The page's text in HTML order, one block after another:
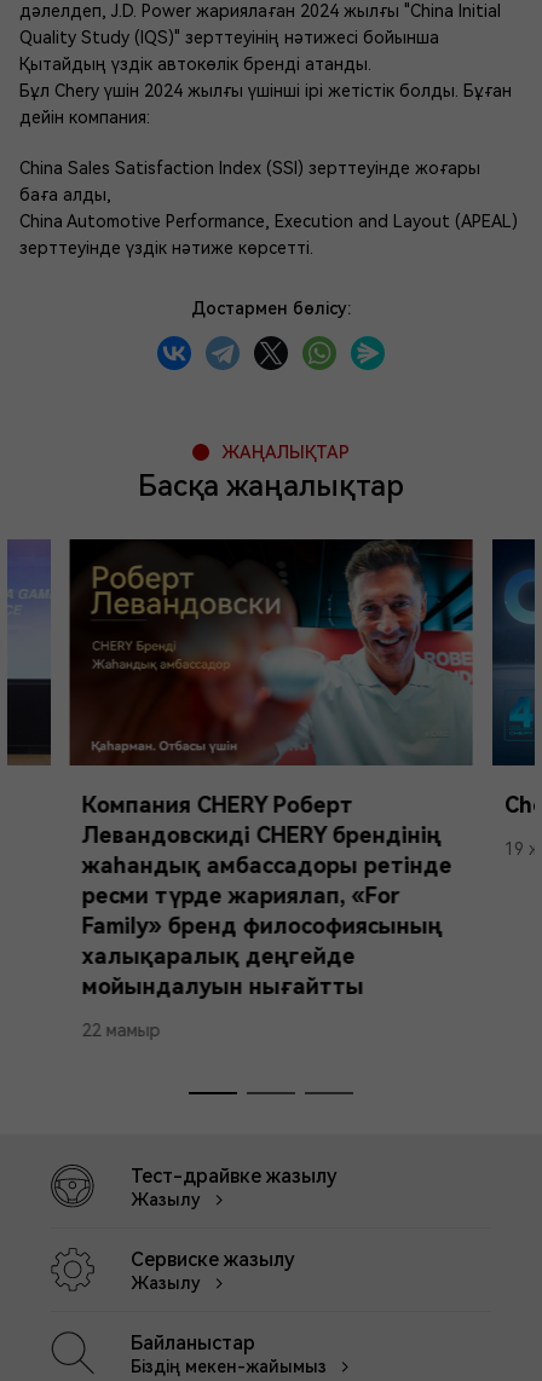
дәлелдеп, J.D. Power жариялаған 2024 жылғы "China Initial
Quality Study (IQS)" зерттеуінің нәтижесі бойынша
Қытайдың үздік автокөлік бренді атанды.
Бұл Chery үшін 2024 жылғы үшінші ірі жетістік болды. Бұған
дейін компания:
China Sales Satisfaction Index (SSI) зерттеуінде жоғары
баға алды,
China Automotive Performance, Execution and Layout (APEAL)
зерттеуінде үздік нәтиже көрсетті.
Достармен бөлісу:
ЖАҢАЛЫҚТАР
Басқа жаңалықтар
Компания CHERY Роберт
Левандовскиді CHERY брендінің
жаһандық амбассадоры ретінде
ресми түрде жариялап, «For
Family» бренд философиясының
халықаралық деңгейде
мойындалуын нығайтты
22 мамыр
19
Тест-драйвке жазылу
Жазылу
Сервиске жазылу
Жазылу
Байланыстар
Біздің мекен-жайымыз